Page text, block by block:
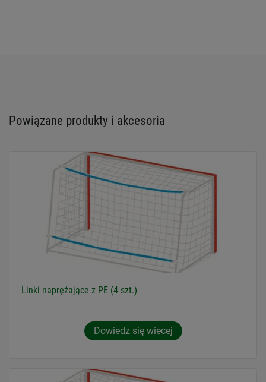
Powiązane produkty i akcesoria
Linki naprężające z PE (4 szt.)
Dowiedz się wiecej